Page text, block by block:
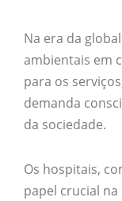
Na era da
ambientais em
para os
demanda
da sociedade.
Os hospitais,
papel crucial